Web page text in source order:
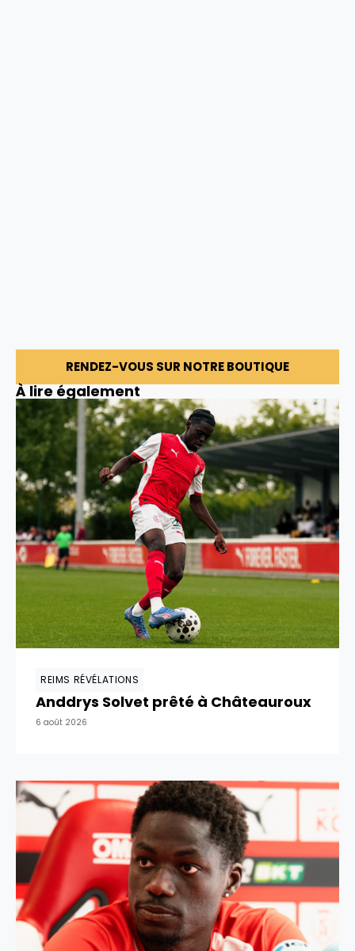
RENDEZ-VOUS SUR NOTRE BOUTIQUE
À lire également
REIMS RÉVÉLATIONS
Anddrys Solvet prêté à Châteauroux
6 août 2026